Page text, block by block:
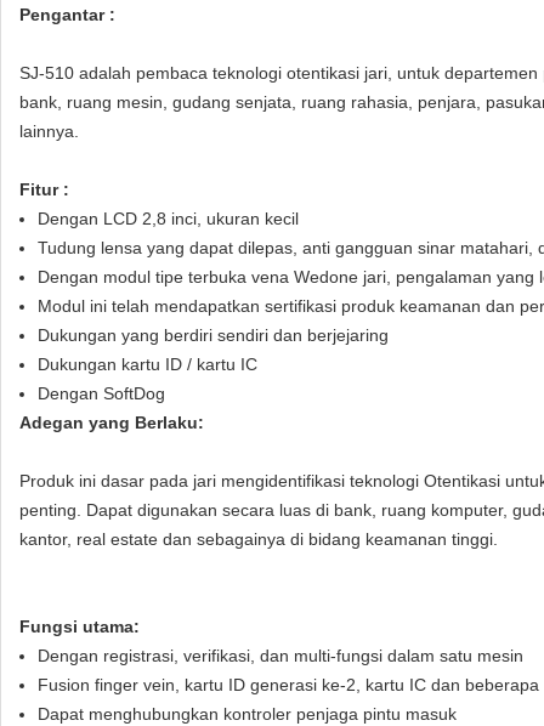
Pengantar :
SJ-510 adalah pembaca teknologi otentikasi jari, untuk
bank, ruang mesin, gudang senjata, ruang rahasia, penjara,
lainnya.
Fitur :
Dengan LCD 2,8 inci, ukuran kecil
Tudung lensa yang dapat dilepas, anti gangguan sinar matahari,
Dengan modul tipe terbuka vena Wedone jari, pengalaman yang
Modul ini telah mendapatkan sertifikasi produk keamanan dan
Dukungan yang berdiri sendiri dan berjejaring
Dukungan kartu ID / kartu IC
Dengan SoftDog
Adegan yang Berlaku:
Produk ini dasar pada jari mengidentifikasi teknologi Otentikasi
penting. Dapat digunakan secara luas di bank, ruang komputer,
kantor, real estate dan sebagainya di bidang keamanan tinggi.
Fungsi utama:
Dengan registrasi, verifikasi, dan multi-fungsi dalam satu mesin
Fusion finger vein, kartu ID generasi ke-2, kartu IC dan
Dapat menghubungkan kontroler penjaga pintu masuk